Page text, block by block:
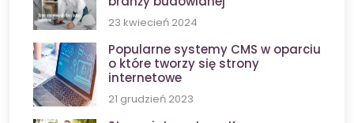
23 kwiecień 2024
Popularne systemy CMS w oparciu
o które tworzy się strony
internetowe
21 grudzień 2023